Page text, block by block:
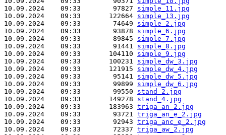
10.09.2024    09:33        97827 simple_11.jpg
10.09.2024    09:33       122664 simple_13.jpg
10.09.2024    09:33        74649 simple_2.jpg
10.09.2024    09:33        93878 simple_6.jpg
10.09.2024    09:33        89845 simple_7.jpg
10.09.2024    09:33        91441 simple_8.jpg
10.09.2024    09:33       104110 simple_9.jpg
10.09.2024    09:33       100231 simple_dw_3.jpg
10.09.2024    09:33       121915 simple_dw_4.jpg
10.09.2024    09:33        95141 simple_dw_5.jpg
10.09.2024    09:33        99899 simple_dw_6.jpg
10.09.2024    09:33        99550 stand_2.jpg
10.09.2024    09:33       149278 stand_4.jpg
10.09.2024    09:33       183963 triga_an_2.jpg
10.09.2024    09:33        93721 triga_an_e_2.jpg
10.09.2024    09:33        92943 triga_anc_e_2.jpg
10.09.2024    09:33        72337 triga_aw_2.jpg